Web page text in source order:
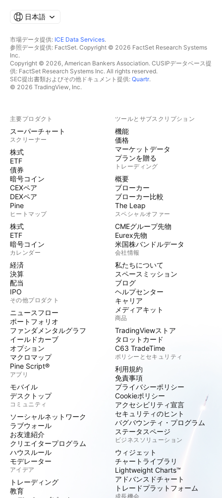
日本語
市場データ提供: ICE Data Services.
参照データ提供: FactSet. Copyright © 2026 FactSet Research Systems
Inc.
Copyright © 2026, American Bankers Association. CUSIPデータベース提
供: FactSet Research Systems Inc. All rights reserved.
SEC提出書類およびその他ドキュメント提供: Quartr.
© 2026 TradingView, Inc.
主要プロダクト
スーパーチャート
スクリーナー
株式
ETF
債券
暗号コイン
CEXペア
DEXペア
Pine
ヒートマップ
株式
ETF
暗号コイン
カレンダー
経済
決算
配当
IPO
その他プロダクト
ニュースフロー
ポートフォリオ
ファンダメンタルグラフ
イールドカーブ
オプション
マクロマップ
Pine Script®
アプリ
モバイル
デスクトップ
コミュニティ
ソーシャルネットワーク
ラブウォール
お友達紹介
クリエイタープログラム
ハウスルール
モデレーター
アイデア
トレーディング
教育
ツールとサブスクリプション
機能
価格
マーケットデータ
プランを贈る
トレーディング
概要
ブローカー
ブローカー比較
The Leap
スペシャルオファー
CMEグループ先物
Eurex先物
米国株バンドルデータ
会社情報
私たちについて
スペースミッション
ブログ
ヘルプセンター
キャリア
メディアキット
商品
TradingViewストア
タロットカード
C63 TradeTime
ポリシーとセキュリティ
利用規約
免責事項
プライバシーポリシー
Cookieポリシー
アクセシビリティ宣言
セキュリティのヒント
バグバウンティ・プログラム
ステータスページ
ビジネスソリューション
ウィジェット
チャートライブラリ
Lightweight Charts™
アドバンスドチャート
トレードプラットフォーム
成長機会